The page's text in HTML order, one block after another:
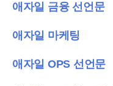
애자일 금융 선언문
애자일 마케팅
애자일 OPS 선언문